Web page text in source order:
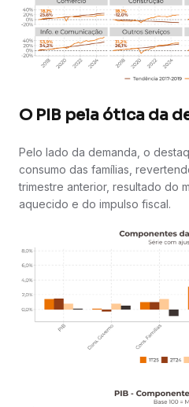
O PIB pela ótica da
Pelo lado da demanda, o
consumo das famílias,
trimestre anterior, resultado do
aquecido e do impulso fiscal.